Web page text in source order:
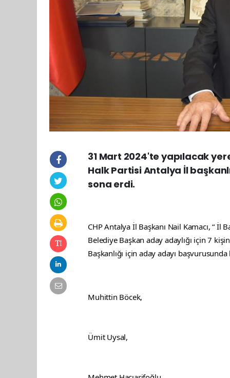
31 Mart 2024'te yapılacak
Halk Partisi Antalya İl
sona erdi.
CHP Antalya İl Başkanı Nail Kamacı, “ İl
Belediye Başkan aday adaylığı için 7
Başkanlığı için aday adayı
Muhittin Böcek,
Ümit Uysal,